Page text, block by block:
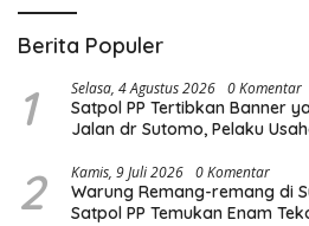
Berita Populer
1 Selasa, 4 Agustus 2026 0 Komentar
Satpol PP Tertibkan Banner
Jalan dr Sutomo, Pelaku
2 Kamis, 9 Juli 2026 0 Komentar
Warung Remang-remang di
Satpol PP Temukan Enam